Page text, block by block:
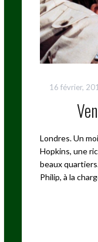
16 février,
Londres. Un
Hopkins, une
beaux
Philip, à la